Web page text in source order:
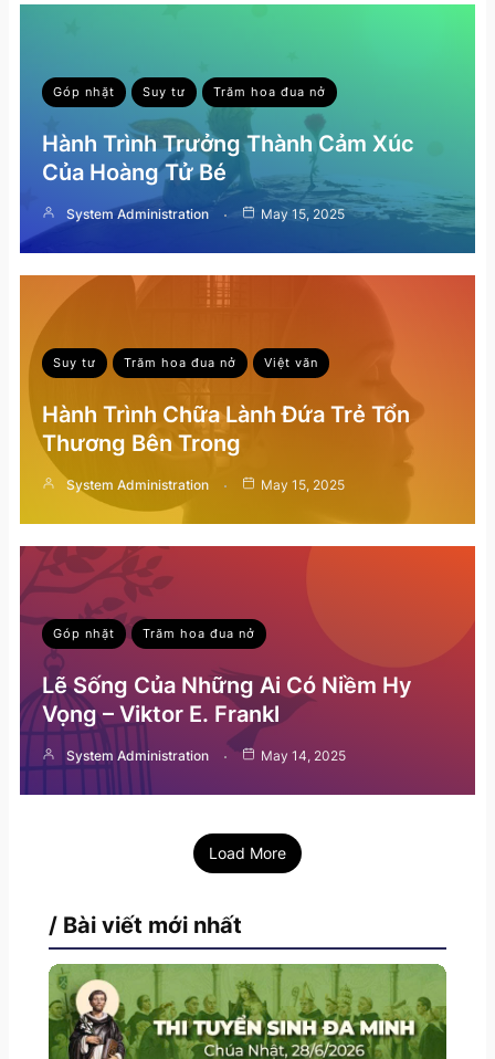
Góp nhặt Suy tư Trăm hoa đua nở
Hành Trình Trưởng Thành Cảm Xúc
Của Hoàng Tử Bé
System Administration May 15, 2025
Suy tư Trăm hoa đua nở Việt văn
Hành Trình Chữa Lành Đứa Trẻ Tổn
Thương Bên Trong
System Administration May 15, 2025
Góp nhặt Trăm hoa đua nở
Lẽ Sống Của Những Ai Có Niềm Hy
Vọng – Viktor E. Frankl
System Administration May 14, 2025
Load More
/ Bài viết mới nhất